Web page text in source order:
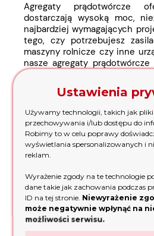
Agregaty prądotwórcze
dostarczają wysoką moc,
najbardziej wymagających
tego, czy potrzebujesz
maszyny rolnicze czy inne
nasze agregaty
moc i wydajność. Ich
zapewniają niezawodność i
przy intensywnym
branż wymagających ciągłości
najnowsze technologie,
agregaty
bezproblemowej i efektywnej
rodzaju zastosowania. Dzięki
możliwa, a Twój biznes może
najważniejsze - realizacji
wybierzagregaty
Łodzi - to gwarancja mocy i
branży.
Ustawienia
Używamy technologii, takich jak pliki
przechowywania i/lub dostępu do
Robimy to w celu poprawy
wyświetlania spersonalizowanych i
reklam.
Wyrażenie zgody na te technologie
dane takie jak zachowania podczas
ID na tej stronie. Niewyrażenie
może negatywnie wpłynąć na
możliwości serwisu.